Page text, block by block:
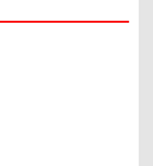
PEMKAB KLUNGKUNG GELAR PASAR